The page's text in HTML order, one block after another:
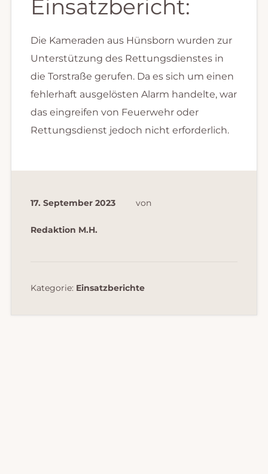
Einsatzbericht:
Die Kameraden aus Hünsborn wurden zur
Unterstützung des Rettungsdienstes in
die Torstraße gerufen. Da es sich um einen
fehlerhaft ausgelösten Alarm handelte, war
das eingreifen von Feuerwehr oder
Rettungsdienst jedoch nicht erforderlich.
17. September 2023 von
Redaktion M.H.
Kategorie: Einsatzberichte